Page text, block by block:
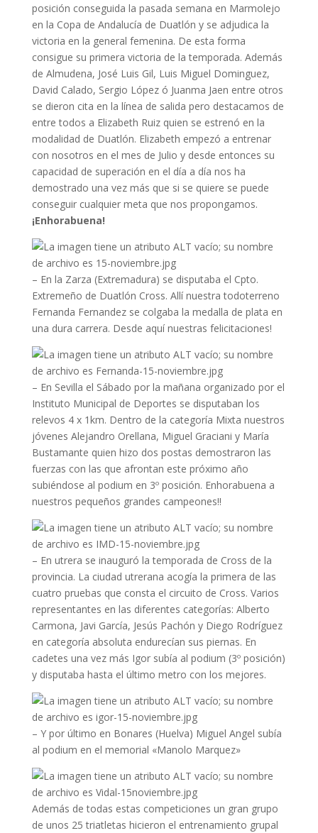
posición conseguida la pasada semana en Marmolejo
en la Copa de Andalucía de Duatlón y se adjudica la
victoria en la general femenina. De esta forma
consigue su primera victoria de la temporada. Además
de Almudena, José Luis Gil, Luis Miguel Dominguez,
David Calado, Sergio López ó Juanma Jaen entre otros
se dieron cita en la línea de salida pero destacamos de
entre todos a Elizabeth Ruiz quien se estrenó en la
modalidad de Duatlón. Elizabeth empezó a entrenar
con nosotros en el mes de Julio y desde entonces su
capacidad de superación en el día a día nos ha
demostrado una vez más que si se quiere se puede
conseguir cualquier meta que nos propongamos.
¡Enhorabuena!
– En la Zarza (Extremadura) se disputaba el Cpto.
Extremeño de Duatlón Cross. Allí nuestra todoterreno
Fernanda Fernandez se colgaba la medalla de plata en
una dura carrera. Desde aquí nuestras felicitaciones!
– En Sevilla el Sábado por la mañana organizado por el
Instituto Municipal de Deportes se disputaban los
relevos 4 x 1km. Dentro de la categoría Mixta nuestros
jóvenes Alejandro Orellana, Miguel Graciani y María
Bustamante quien hizo dos postas demostraron las
fuerzas con las que afrontan este próximo año
subiéndose al podium en 3º posición. Enhorabuena a
nuestros pequeños grandes campeones!!
– En utrera se inauguró la temporada de Cross de la
provincia. La ciudad utrerana acogía la primera de las
cuatro pruebas que consta el circuito de Cross. Varios
representantes en las diferentes categorías: Alberto
Carmona, Javi García, Jesús Pachón y Diego Rodríguez
en categoría absoluta endurecían sus piernas. En
cadetes una vez más Igor subía al podium (3º posición)
y disputaba hasta el último metro con los mejores.
– Y por último en Bonares (Huelva) Miguel Angel subía
al podium en el memorial «Manolo Marquez»
Además de todas estas competiciones un gran grupo
de unos 25 triatletas hicieron el entrenamiento grupal